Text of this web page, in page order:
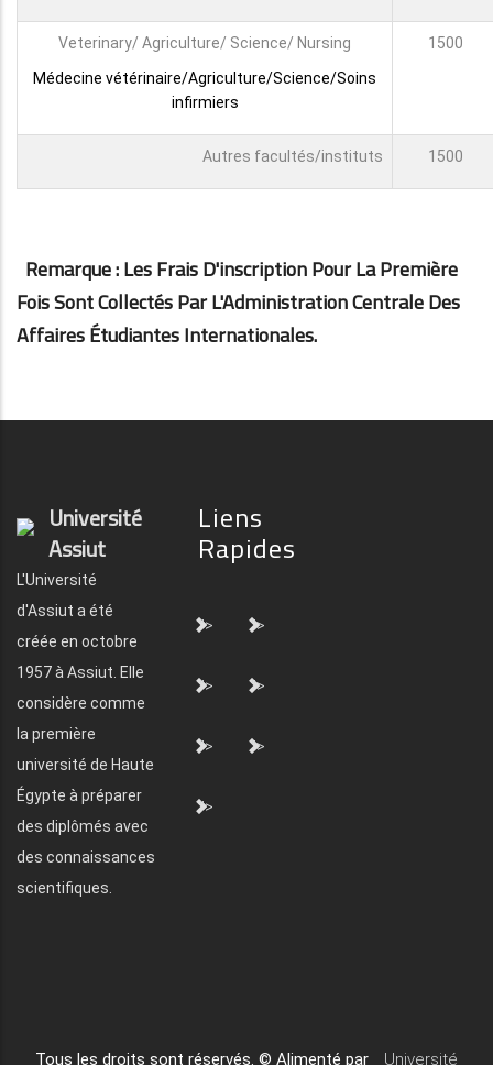
Veterinary/ Agriculture/ Science/ Nursing
Médecine vétérinaire/Agriculture/Science/Soins
infirmiers
1500
Autres facultés/instituts 1500
Remarque : Les Frais D'inscription Pour La Première
Fois Sont Collectés Par L'Administration Centrale Des
Affaires Étudiantes Internationales.
Université
Assiut
L'Université
d'Assiut a été
créée en octobre
1957 à Assiut. Elle
considère comme
la première
université de Haute
Égypte à préparer
des diplômés avec
des connaissances
scientifiques.
Liens
Rapides
"> ">
"> ">
"> ">
">
Tous les droits sont réservés. © Alimenté par Université